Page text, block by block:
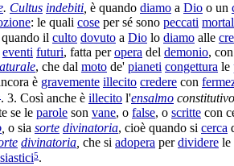
. Cultus indebiti è quando diamo a Dio o un
: le quali cose per sé sono peccati
quando il culto dovuto a Dio lo diamo alle
eventi futuri, fatta peropera del demonio, con
, che dal moto de' pianeti congettura le
è gravemente illecito credere con
. 3. Così anche è illecito l'ensalmo constitutivo
se le parole son vane, o false, o scritte con
o sia sorte divinatoria, cioè quando si cerca
divinatoria che si adopera perdividere le
5.